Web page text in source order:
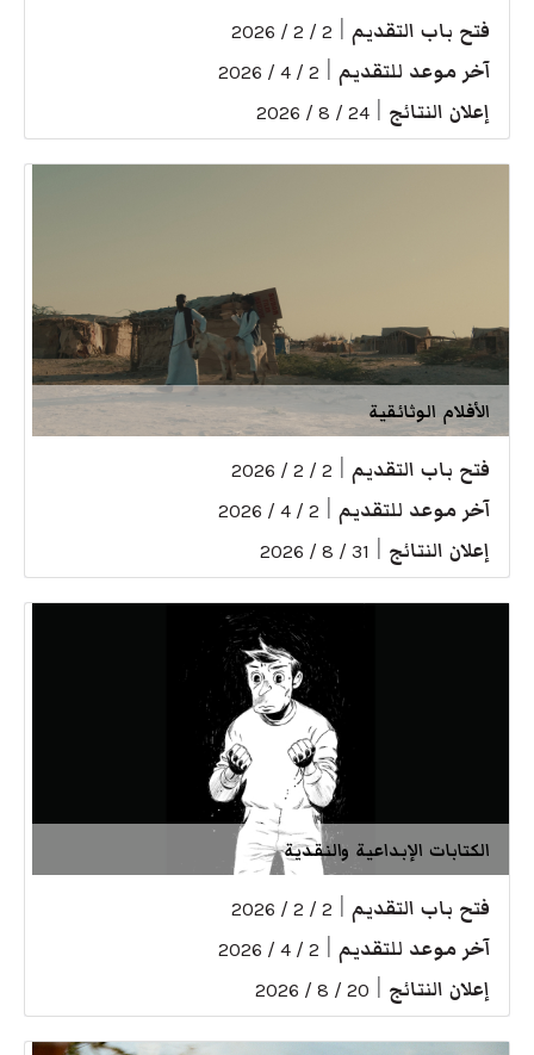
فتح باب التقديم 2 / 2 / 2026
آخر موعد للتقديم 2 / 4 / 2026
إعلان النتائج 24 / 8 / 2026
الأفلام الوثائقية
فتح باب التقديم 2 / 2 / 2026
آخر موعد للتقديم 2 / 4 / 2026
إعلان النتائج 31 / 8 / 2026
الكتابات الإبداعية والنقدية
فتح باب التقديم 2 / 2 / 2026
آخر موعد للتقديم 2 / 4 / 2026
إعلان النتائج 20 / 8 / 2026